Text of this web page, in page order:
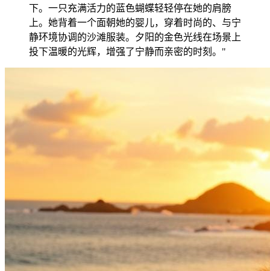
下。一只充满活力的蓝色蝴蝶轻轻停在她的肩膀
上。她背着一个面朝她的婴儿，穿着时尚的、与宁
静环境协调的沙滩服装。夕阳的金色光线在场景上
投下温暖的光辉，增强了宁静而亲密的时刻。"